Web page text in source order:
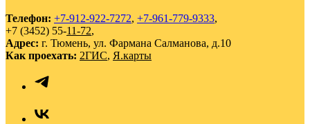
Телефон: +7-912-922-7272, +7-961-779-9333,
+7 (3452) 55-11-72,
Адрес: г. Тюмень, ул. Фармана Салманова, д.10
Как проехать: 2ГИС, Я.карты